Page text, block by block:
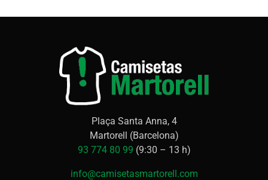
Plaça Santa Anna, 4
Martorell (Barcelona)
93 774 80 99 (9:30 – 13 h)
info@camisetasmartorell.com